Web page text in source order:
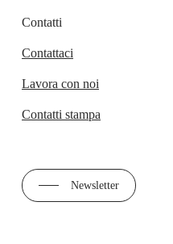
Contatti
Contattaci
Lavora con noi
Contatti stampa
Newsletter